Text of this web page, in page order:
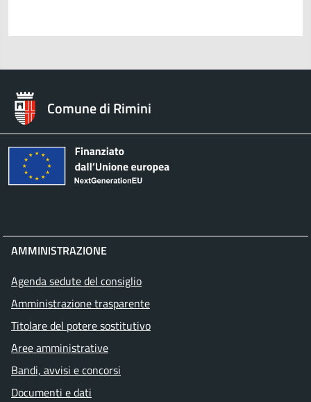
Comune di Rimini
AMMINISTRAZIONE
Agenda sedute del consiglio
Amministrazione trasparente
Titolare del potere sostitutivo
Aree amministrative
Bandi, avvisi e concorsi
Documenti e dati